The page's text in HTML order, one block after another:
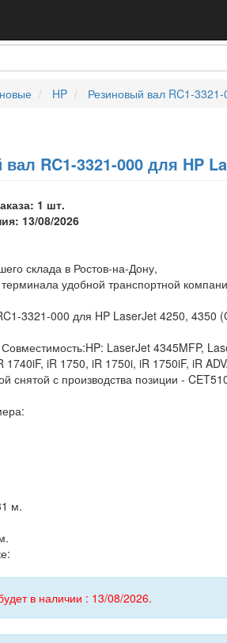
HP Резиновый вал RC1-
RC1-3321-000 для HP
1 шт.
13/08/2026
склада в Ростов-на-Дону,
терминала удобной транспортной
3321-000 для HP LaserJet 4250, 4350
LaserJet 4345MFP,
1740iF, iR 1750, iR 1750i, iR 1750iF, iR
снятой с производства позиции -
м.
в наличии : 13/08/2026.